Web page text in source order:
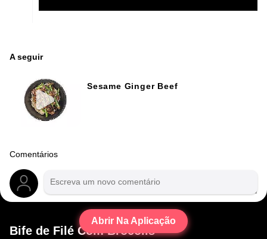
A seguir
Sesame Ginger Beef
Comentários
Bife de Filé Com Brocolis
Abrir Na Aplicação